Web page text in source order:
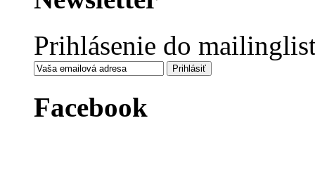
Prihlásenie do
Facebook